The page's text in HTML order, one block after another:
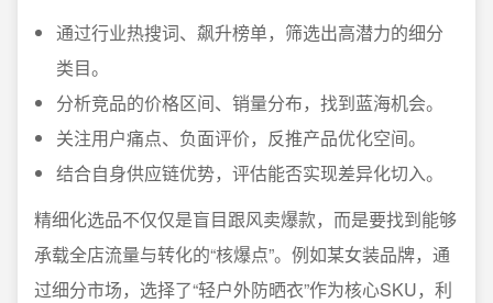
通过行业热搜词、飙升榜单，筛选出高潜力的细分
类目。
分析竞品的价格区间、销量分布，找到蓝海机会。
关注用户痛点、负面评价，反推产品优化空间。
结合自身供应链优势，评估能否实现差异化切入。
精细化选品不仅仅是盲目跟风卖爆款，而是要找到能够
承载全店流量与转化的“核爆点”。例如某女装品牌，通
过细分市场，选择了“轻户外防晒衣”作为核心SKU，利